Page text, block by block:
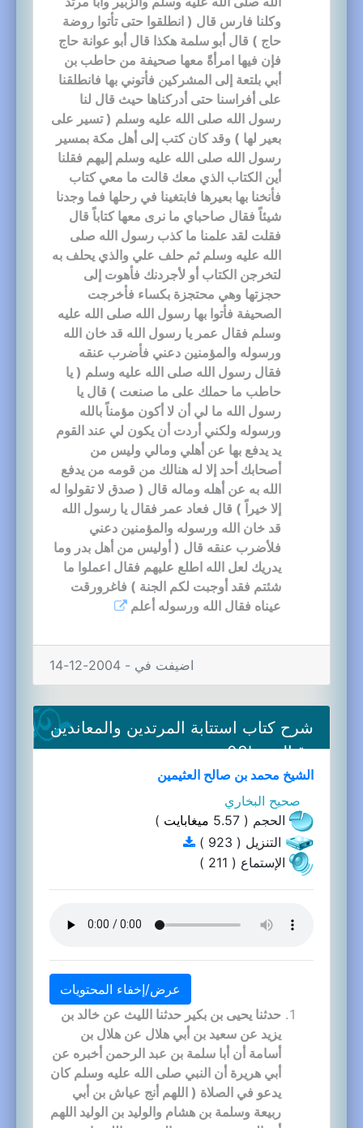
وكلنا فارس قال ( انطلقوا حتى تأتوا روضة
حاج ) قال أبو سلمة هكذا قال أبو عوانة حاج
فإن فيها امرأةً معها صحيفة من حاطب بن
أبي بلتعة إلى المشركين فأتوني بها فانطلقنا
على أفراسنا حتى أدركناها حيث قال لنا
رسول الله صلى الله عليه وسلم ( تسير على
بعير لها ) وقد كان كتب إلى أهل مكة بمسير
رسول الله صلى الله عليه وسلم إليهم فقلنا
أين الكتاب الذي معك قالت ما معي كتاب
فأنخنا بها بعيرها فابتغينا في رحلها فما وجدنا
شيئاً فقال صاحباي ما نرى معها كتاباً قال
فقلت لقد علمنا ما كذب رسول الله صلى
الله عليه وسلم ثم حلف علي والذي يحلف به
لتخرجن الكتاب أو لأجردنك فأهوت إلى
حجزتها وهي محتجزة بكساء فأخرجت
الصحيفة فأتوا بها رسول الله صلى الله عليه
وسلم فقال عمر يا رسول الله قد خان الله
ورسوله والمؤمنين دعني فأضرب عنقه
فقال رسول الله صلى الله عليه وسلم ( يا
حاطب ما حملك على ما صنعت ) قال يا
رسول الله ما لي أن لا أكون مؤمناً بالله
ورسوله ولكني أردت أن يكون لي عند القوم
يد يدفع بها عن أهلي ومالي وليس من
أصحابك أحد إلا له هنالك من قومه من يدفع
الله به عن أهله وماله قال ( صدق لا تقولوا له
إلا خيراً ) قال فعاد عمر فقال يا رسول الله
قد خان الله ورسوله والمؤمنين دعني
فلأضرب عنقه قال ( أوليس من أهل بدر وما
يدريك لعل الله اطلع عليهم فقال اعملوا ما
شئتم فقد أوجبت لكم الجنة ) فاغرورقت
عيناه فقال الله ورسوله أعلم
اضيفت في - 2004-12-14
شرح كتاب استتابة المرتدين والمعاندين
وقتالهم-03b
الشيخ محمد بن صالح العثيمين
صحيح البخاري
الحجم ( 5.57
ميغابايت )
التنزيل ( 923 )
الإستماع ( 211 )
عرض/إخفاء المحتويات
حدثنا يحيى بن بكير حدثنا الليث عن خالد بن
يزيد عن سعيد بن أبي هلال عن هلال بن
أسامة أن أبا سلمة بن عبد الرحمن أخبره عن
أبي هريرة أن النبي صلى الله عليه وسلم كان
يدعو في الصلاة ( اللهم أنج عياش بن أبي
ربيعة وسلمة بن هشام والوليد بن الوليد اللهم